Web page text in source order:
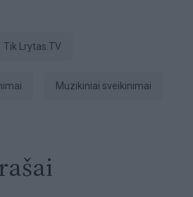
tik Lrytas.TV
Muzikiniai sveikinimai